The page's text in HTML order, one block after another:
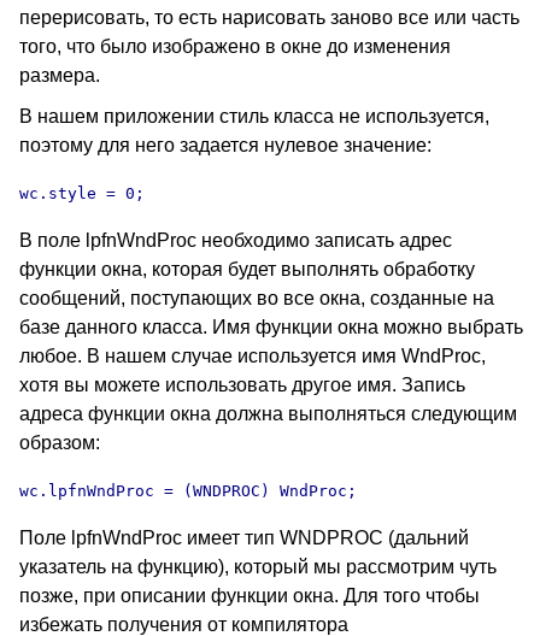
перерисовать, то есть нарисовать заново все или часть
того, что было изображено в окне до изменения
размера.
В нашем приложении стиль класса не используется,
поэтому для него задается нулевое значение:
wc.style = 0;
В поле lpfnWndProc необходимо записать адрес
функции окна, которая будет выполнять обработку
сообщений, поступающих во все окна, созданные на
базе данного класса. Имя функции окна можно выбрать
любое. В нашем случае используется имя WndProc,
хотя вы можете использовать другое имя. Запись
адреса функции окна должна выполняться следующим
образом:
wc.lpfnWndProc = (WNDPROC) WndProc;
Поле lpfnWndProc имеет тип WNDPROC (дальний
указатель на функцию), который мы рассмотрим чуть
позже, при описании функции окна. Для того чтобы
избежать получения от компилятора